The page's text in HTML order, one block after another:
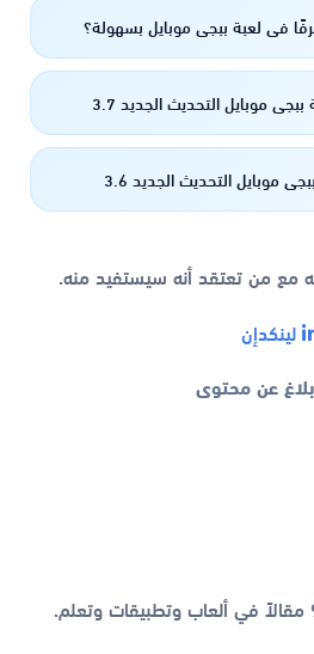
في لعبة ببجي موبايل بسهولة؟
موبايل التحديث الجديد 3.7
موبايل التحديث الجديد 3.6
مع من تعتقد أنه سيستفيد منه.
لينكدإن
عن محتوى